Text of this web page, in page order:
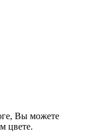
Вы можете
цвете.